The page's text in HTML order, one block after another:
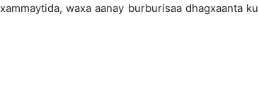
waxa aanay burburisaa dhagxaanta ku